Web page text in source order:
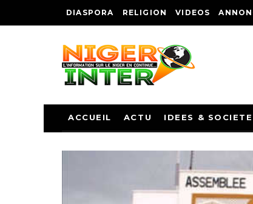
DIASPORA RELIGION VIDEOS
ACCUEIL ACTU IDEES & SOCIETE